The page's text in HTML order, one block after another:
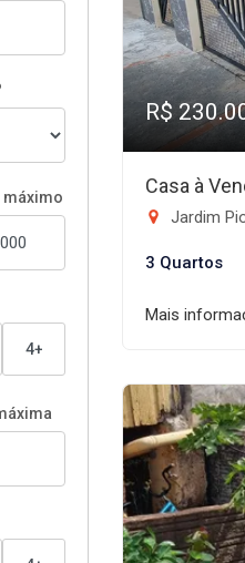
máximo
4+
R$
Casa à
Jardim
3 Quartos
Mais